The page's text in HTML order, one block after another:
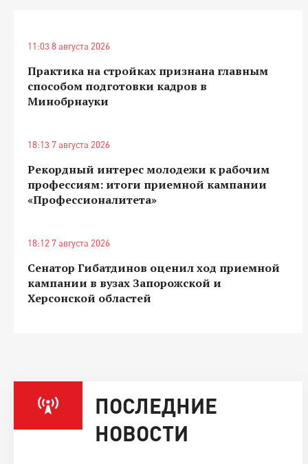
11:03 8 августа 2026
Практика на стройках признана главным
способом подготовки кадров в
Минобрнауки
18:13 7 августа 2026
Рекордный интерес молодежи к рабочим
профессиям: итоги приемной кампании
«Профессионалитета»
18:12 7 августа 2026
Сенатор Гибатдинов оценил ход приемной
кампании в вузах Запорожской и
Херсонской областей
ПОСЛЕДНИЕ
НОВОСТИ